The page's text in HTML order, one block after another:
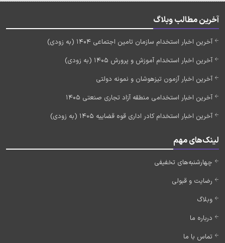
آخرین مطالب وبلاگ
آخرین اخبار استخدام سازمان تامین اجتماعی 1404 (به زودی)
آخرین اخبار استخدام آموزش و پرورش 1405 (به زودی)
آخرین اخبار آزمون تیزهوشان و نمونه دولتی
آخرین اخبار استخدامی منطقه آزاد تجاری صنعتی 1405
آخرین اخبار استخدام کادر اداری قوه قضاییه 1405 (به زودی)
لینک‌های مهم
چهارشنبه‌های تخفیفی
رضایت و قبولی
وبلاگ
درباره ما
تماس با ما